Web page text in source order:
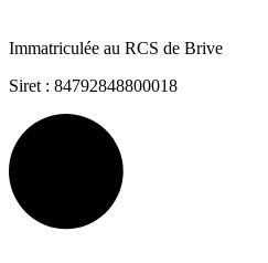
Immatriculée au RCS de Brive
Siret : 84792848800018